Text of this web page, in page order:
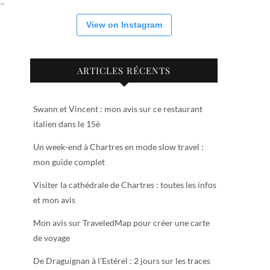
View on Instagram
ARTICLES RÉCENTS
Swann et Vincent : mon avis sur ce restaurant
italien dans le 15è
Un week-end à Chartres en mode slow travel :
mon guide complet
Visiter la cathédrale de Chartres : toutes les infos
et mon avis
Mon avis sur TraveledMap pour créer une carte
de voyage
De Draguignan à l’Estérel : 2 jours sur les traces